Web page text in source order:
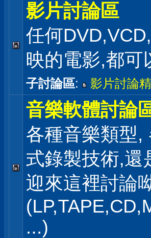
影片討論區
任何
映的電影,都可
子討論區: 影片討論
音樂軟體討論
各種音樂類型,
式錄製技術,還
迎來這裡討論
...)